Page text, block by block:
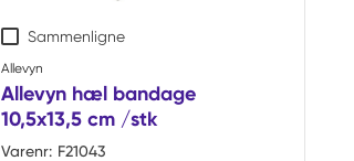
Sammenligne
Allevyn
Allevyn hæl bandage
10,5x13,5 cm /stk
Varenr: F21043